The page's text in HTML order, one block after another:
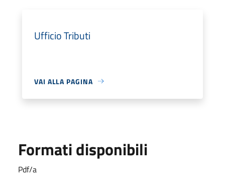
Ufficio Tributi
VAI ALLA PAGINA
Formati disponibili
Pdf/a